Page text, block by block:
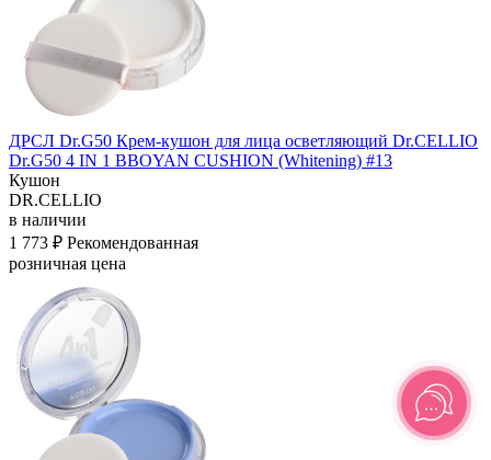
ДРСЛ Dr.G50 Крем-кушон для лица осветляющий Dr.CELLIO
Dr.G50 4 IN 1 BBOYAN CUSHION (Whitening) #13
Кушон
DR.CELLIO
в наличии
1 773 ₽ Рекомендованная
розничная цена